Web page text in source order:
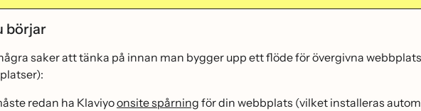
börjar
saker att tänka på innan man bygger upp ett flöde för övergivna
redan ha Klaviyoonsite spårning för din webbplats (vilket installeras